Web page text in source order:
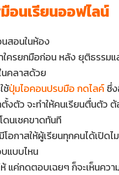
อนเรียนออฟไลน์
นสอนในห้อง
ใครยกมือก่อน หลัง ยุติธรรม
นคลาสด้วย
ช้ปุ่มไอคอนปรบมือ กดไลค์ ซึ่
ตั้งตัว จะทำให้คนเรียนตื่นตัว
ดนเชคขาดทันที
โอกาสให้ผู้เรียนทุกคนได้เปิด
แบบไหน
แค่กดตอบเฉยๆ ก็จะเห็นคว